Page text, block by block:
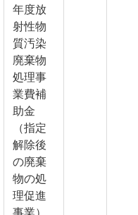
年度放
射性物
質汚染
廃棄物
処理事
業費補
助金
（指定
解除後
の廃棄
物の処
理促進
事業）